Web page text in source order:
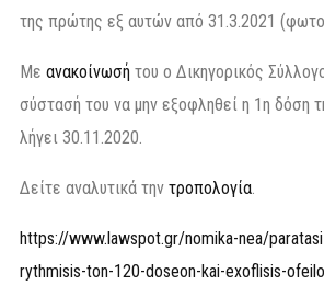
της πρώτης εξ αυτών από 31.3.2021 (φωτο
Με ανακοίνωσή του ο Δικηγορικός
σύστασή του να μην εξοφληθεί η 1η δόση
λήγει 30.11.2020.
Δείτε αναλυτικά την τροπολογία
https://www.lawspot.gr/nomika-nea/
rythmisis-ton-120-doseon-kai-exoflisis-